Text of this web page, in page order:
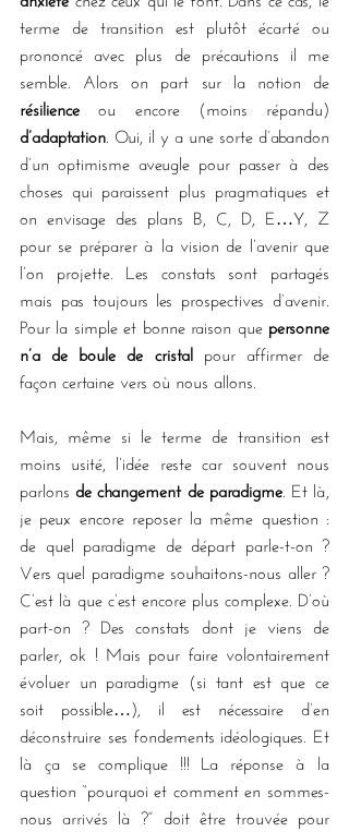
terme de transition est plutôt écarté ou
prononcé avec plus de précautions il me
résilience
d’adaptation. Oui, il y a une sorte d’abandon
d’un optimisme aveugle pour passer à des
choses qui paraissent plus pragmatiques et
on envisage des plans B, C, D, E…Y, Z
pour se préparer à la vision de l’avenir que
l’on projette. Les constats sont partagés
mais pas toujours les prospectives d’avenir.
Pour la simple et bonne raison que personne
n’a de boule de cristal
pour affirmer de
façon certaine vers où nous allons.
Mais, même si le terme de transition est
moins usité, l’idée reste car souvent nous
parlons de changement de paradigme. Et là,
je peux encore reposer la même question :
de quel paradigme de départ parle-t-on ?
Vers quel paradigme souhaitons-nous aller ?
C’est là que c’est encore plus complexe. D’où
part-on ? Des constats dont je viens de
parler, ok ! Mais pour faire volontairement
évoluer un paradigme (si tant est que ce
soit possible…), il est nécessaire d’en
déconstruire ses fondements idéologiques. Et
là ça se complique !!! La réponse à la
question “pourquoi et comment en sommes-
nous arrivés là ?” doit être trouvée pour